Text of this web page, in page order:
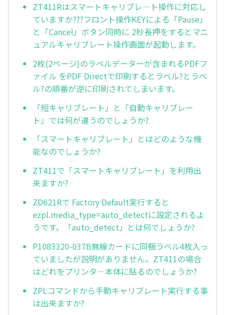
ZT411Rはスマートキャリブレ—ト操作に対応し
ていますか???フロント操作KEYによる「Pause」
と「Cancel」ボタン同時に 2秒長押をするとマニ
ュアルキャリブレート操作画面が起動します。
2枚(2ページ)のラベルデーターが含まれるPDFフ
ァイル をPDF Directで印刷するとラベル?とラベ
ル?の順番が逆に印刷されてしまいます。
「短キャリブレート」と「自動キャリブレー
ト」では何が違うのでしょうか?
「スマートキャリブレート」とはどのような機
能なのでしょうか?
ZT411で「スマートキャリブレート」を利用出
来ますか?
ZD621Rで Factory Default実行すると
ezpl.media_type=auto_detectに設定されるよ
うです。「auto_detect」とは何でしょうか?
P1083320-037B無線カードに同梱ラベル4枚入っ
ていましたが説明がありません。ZT411の場合
はどれをプリンタ—本体に貼るのでしょうか?
ZPLコマンドから手動キャリブレート実行する事
は出来ますか?